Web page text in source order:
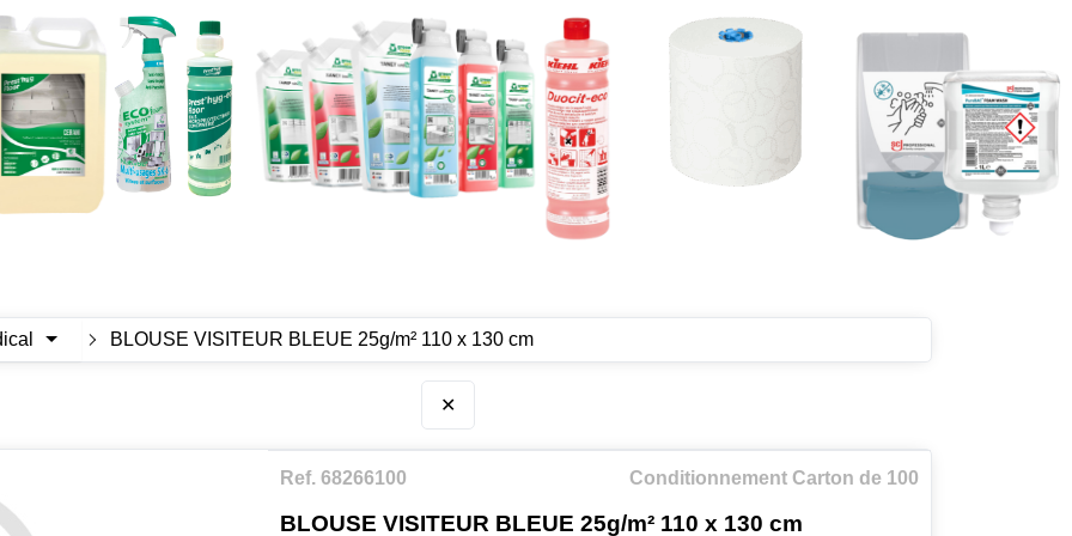
BLOUSE VISITEUR BLEUE 25g/m² 110 x 130 cm
✕
Ref. 68266100 Conditionnement Carton de 100
BLOUSE VISITEUR BLEUE 25g/m² 110 x 130 cm